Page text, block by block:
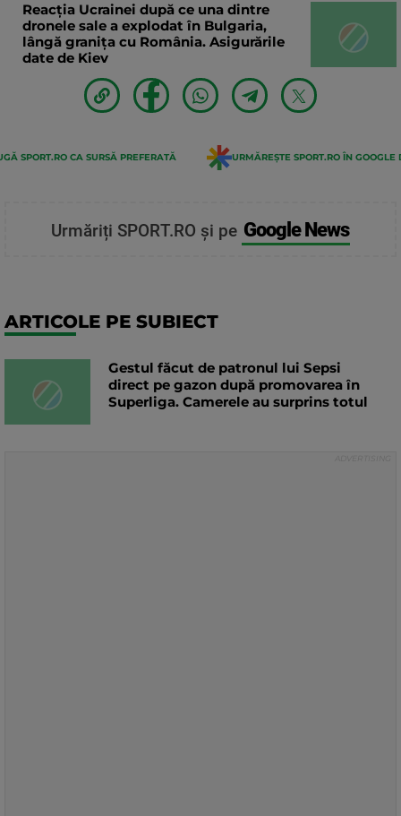
Reacția Ucrainei după ce una dintre
dronele sale a explodat în Bulgaria,
lângă granița cu România. Asigurările
date de Kiev
SPORT.RO CA SURSĂ PREFERATĂ URMĂREȘTE SPORT.RO ÎN GOOGLE
Urmăriți SPORT.RO și pe Google News
ARTICOLE PE SUBIECT
Gestul făcut de patronul lui Sepsi
direct pe gazon după promovarea în
Superliga. Camerele au surprins totul